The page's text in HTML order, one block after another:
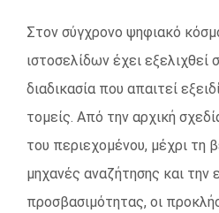
Στον σύγχρονο ψηφιακό
ιστοσελίδων έχει εξελιχθεί
διαδικασία που απαιτεί
τομείς. Από την αρχική
του περιεχομένου, μέχρι τη
μηχανές αναζήτησης και την
προσβασιμότητας, οι